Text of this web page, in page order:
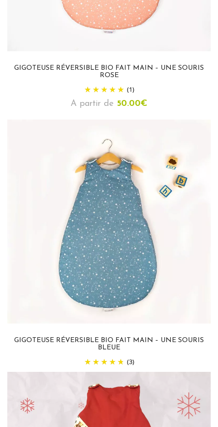
GIGOTEUSE RÉVERSIBLE BIO FAIT MAIN – UNE SOURIS
ROSE
(1)
A partir de 50.00€
GIGOTEUSE RÉVERSIBLE BIO FAIT MAIN – UNE SOURIS
BLEUE
(3)